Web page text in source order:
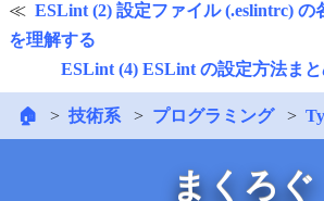
ESLint (2) 設定ファイル (.eslintrc) の
を理解する
ESLint (4) ESLint の設定方法まと
🏠 技術系 プログラミング
まくろぐ